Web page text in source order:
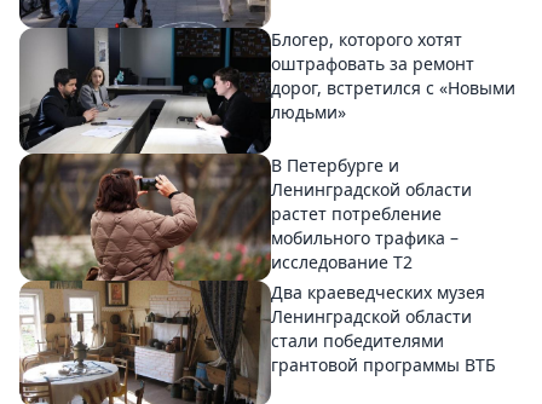
Блогер, которого хотят
оштрафовать за ремонт
дорог, встретился с «Новыми
людьми»
В Петербурге и
Ленинградской области
растет потребление
мобильного трафика –
исследование T2
Два краеведческих музея
Ленинградской области
стали победителями
грантовой программы ВТБ